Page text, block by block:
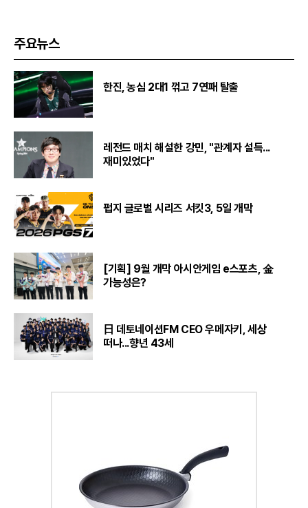
주요뉴스
한진, 농심 2대1 꺾고 7연패 탈출
레전드 매치 해설한 강민, "관계자 설득...
재미있었다"
펍지 글로벌 시리즈 서킷3, 5일 개막
[기획] 9월 개막 아시안게임 e스포츠, 金
가능성은?
日 데토네이션FM CEO 우메자키, 세상
떠나...향년 43세